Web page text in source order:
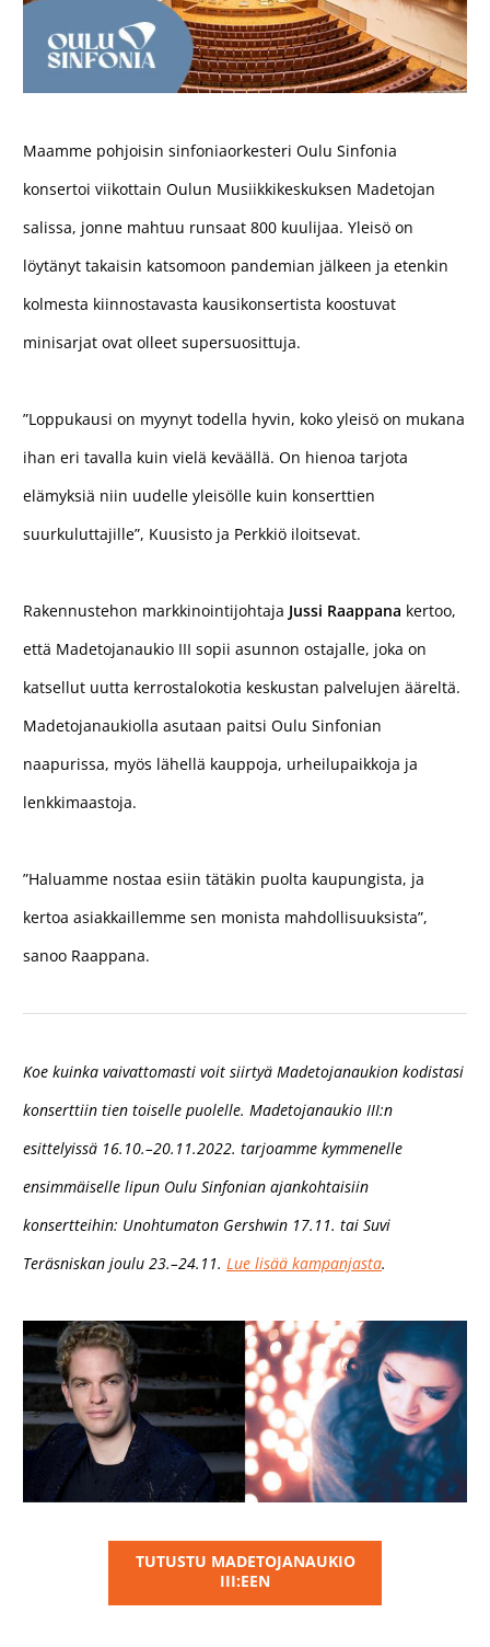
Maamme pohjoisin sinfoniaorkesteri Oulu Sinfonia
konsertoi viikottain Oulun Musiikkikeskuksen Madetojan
salissa, jonne mahtuu runsaat 800 kuulijaa. Yleisö on
löytänyt takaisin katsomoon pandemian jälkeen ja etenkin
kolmesta kiinnostavasta kausikonsertista koostuvat
minisarjat ovat olleet supersuosittuja.
”Loppukausi on myynyt todella hyvin, koko yleisö on mukana
ihan eri tavalla kuin vielä keväällä. On hienoa tarjota
elämyksiä niin uudelle yleisölle kuin konserttien
suurkuluttajille”, Kuusisto ja Perkkiö iloitsevat.
Rakennustehon markkinointijohtaja Jussi Raappana kertoo,
että Madetojanaukio III sopii asunnon ostajalle, joka on
katsellut uutta kerrostalokotia keskustan palvelujen ääreltä.
Madetojanaukiolla asutaan paitsi Oulu Sinfonian
naapurissa, myös lähellä kauppoja, urheilupaikkoja ja
lenkkimaastoja.
”Haluamme nostaa esiin tätäkin puolta kaupungista, ja
kertoa asiakkaillemme sen monista mahdollisuuksista”,
sanoo Raappana.
Koe kuinka vaivattomasti voit siirtyä Madetojanaukion kodistasi
konserttiin tien toiselle puolelle. Madetojanaukio III:n
esittelyissä 16.10.–20.11.2022. tarjoamme kymmenelle
ensimmäiselle lipun Oulu Sinfonian ajankohtaisiin
konsertteihin: Unohtumaton Gershwin 17.11. tai Suvi
Teräsniskan joulu 23.–24.11. Lue lisää kampanjasta.
TUTUSTU MADETOJANAUKIO
III:EEN